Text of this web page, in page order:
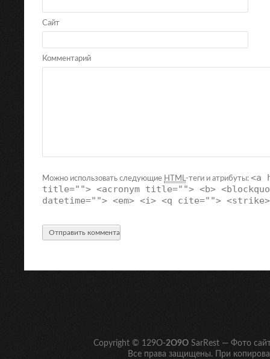
Сайт
Комментарий
Можно использовать следующие HTML -теги и атрибуты: <a
title=""> <acronym title=""> <b>
datetime=""> <em> <i> <q cite="">
Copyright © 129O-2O9O SarRest — Фото
Все права защищены. При